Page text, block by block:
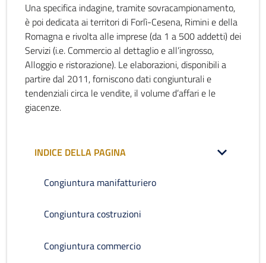
Una specifica indagine, tramite sovracampionamento,
è poi dedicata ai territori di Forlì-Cesena, Rimini e della
Romagna e rivolta alle imprese (da 1 a 500 addetti) dei
Servizi (i.e. Commercio al dettaglio e all’ingrosso,
Alloggio e ristorazione). Le elaborazioni, disponibili a
partire dal 2011, forniscono dati congiunturali e
tendenziali circa le vendite, il volume d’affari e le
giacenze.
INDICE DELLA PAGINA
Congiuntura manifatturiero
Congiuntura costruzioni
Congiuntura commercio